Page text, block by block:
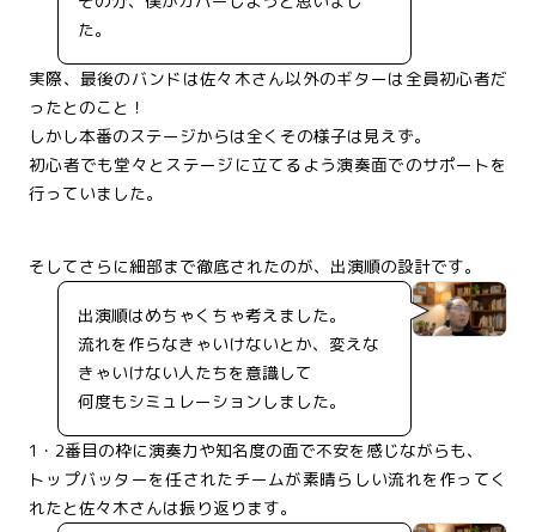
た。
実際、最後のバンドは佐々木さん以外のギターは全員初心者だ
ったとのこと！
しかし本番のステージからは全くその様子は見えず。
初心者でも堂々とステージに立てるよう演奏面でのサポートを
行っていました。
そしてさらに細部まで徹底されたのが、出演順の設計です。
出演順はめちゃくちゃ考えました。
流れを作らなきゃいけないとか、変えな
きゃいけない人たちを意識して
何度もシミュレーションしました。
1・2番目の枠に演奏力や知名度の面で不安を感じながらも、
トップバッターを任されたチームが素晴らしい流れを作ってく
れたと佐々木さんは振り返ります。